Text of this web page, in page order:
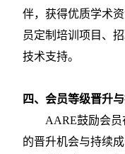
伴，获得优质学术
员定制培训项目、
技术支持。
四、会员等级晋升
AARE鼓励会
的晋升机会与持续